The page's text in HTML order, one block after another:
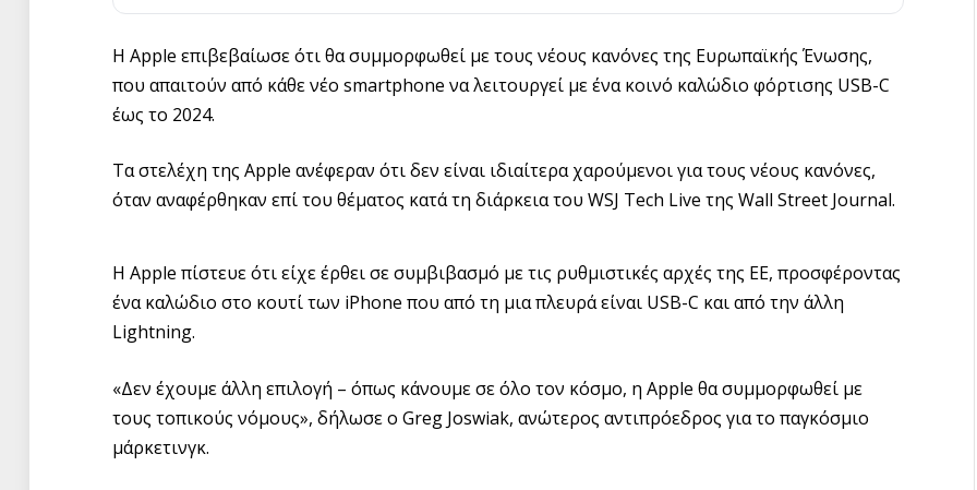
Η Apple επιβεβαίωσε ότι θα συμμορφωθεί με τους νέους κανόνες της Ευρωπαϊκής Ένωσης,
που απαιτούν από κάθε νέο smartphone να λειτουργεί με ένα κοινό καλώδιο φόρτισης USB-C
έως το 2024.
Τα στελέχη της Apple ανέφεραν ότι δεν είναι ιδιαίτερα χαρούμενοι για τους νέους κανόνες,
όταν αναφέρθηκαν επί του θέματος κατά τη διάρκεια του WSJ Tech Live της Wall Street Journal.
Η Apple πίστευε ότι είχε έρθει σε συμβιβασμό με τις ρυθμιστικές αρχές της ΕΕ, προσφέροντας
ένα καλώδιο στο κουτί των iPhone που από τη μια πλευρά είναι USB-C και από την άλλη
Lightning.
«Δεν έχουμε άλλη επιλογή – όπως κάνουμε σε όλο τον κόσμο, η Apple θα συμμορφωθεί με
τους τοπικούς νόμους», δήλωσε ο Greg Joswiak, ανώτερος αντιπρόεδρος για το παγκόσμιο
μάρκετινγκ.